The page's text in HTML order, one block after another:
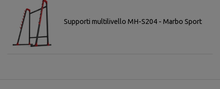
Supporti multilivello MH-S204 - Marbo Sport